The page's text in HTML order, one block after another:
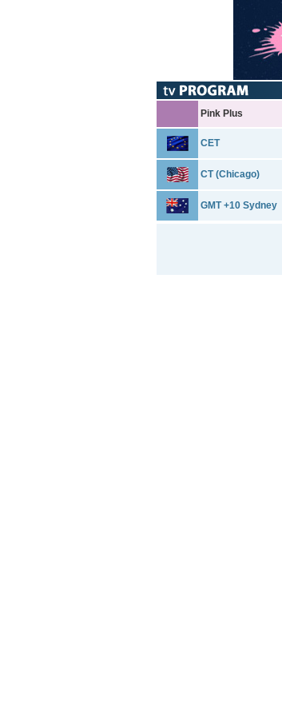
Pink Plus
CET
CT (Chicago)
GMT +10 Sydney